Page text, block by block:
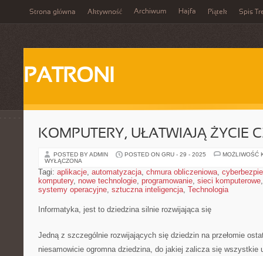
Strona główna Aktywność Archiwum Hajfa Piątek Spis
PATRONI
KOMPUTERY, UŁATWIAJĄ ŻYCIE
POSTED BY ADMIN POSTED ON GRU - 29 - 2025
MOŻLIWOŚĆ
WYŁĄCZONA
Tagi: aplikacje, automatyzacja, chmura obliczeniowa,
komputery, nowe technologie, programowanie, sieci komputerowe
systemy operacyjne, sztuczna inteligencja, Technologia
Informatyka, jest to dziedzina silnie rozwijająca się
Jedną z szczególnie rozwijających się dziedzin na przełomie
niesamowicie ogromna dziedzina, do jakiej zalicza się wszystkie